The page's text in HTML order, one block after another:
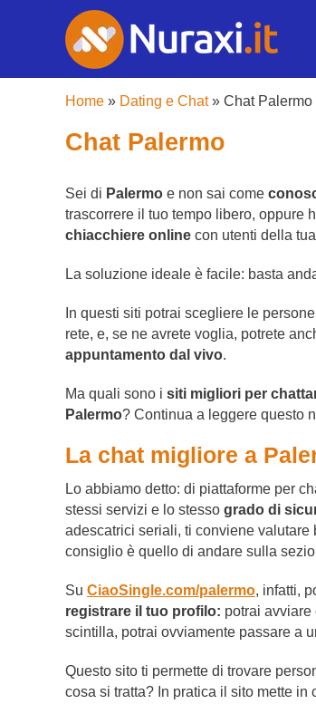
Home » Dating e Chat» Chat Palermo
Chat Palermo
Sei di Palermo e non sai come
trascorrere il tuo tempo libero, oppure
chiacchiere online con utenti della
La soluzione ideale è facile: basta
In questi siti potrai scegliere le
rete, e, se ne avrete voglia, potrete
appuntamento dal vivo.
Ma quali sono i siti migliori per
Palermo? Continua a leggere questo
La chat migliore a
Lo abbiamo detto: di piattaforme per
stessi servizi e lo stesso grado di
adescatrici seriali, ti conviene
consiglio è quello di andare sulla
Su CiaoSingle.com/palermo, infatti,
registrare il tuo profilo: potrai
scintilla, potrai ovviamente passare a
Questo sito ti permette di trovare
cosa si tratta? In pratica il sito mette